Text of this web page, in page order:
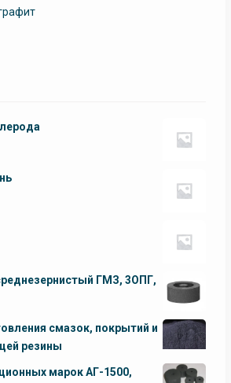
ГМЗ, 3ОПГ,
смазок, покрытий и
резины
марок АГ-1500,